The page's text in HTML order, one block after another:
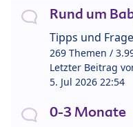
Rund um
Tipps und
269 Themen /
Letzter Beitrag
5. Jul 2026 22:54
0-3 Monate